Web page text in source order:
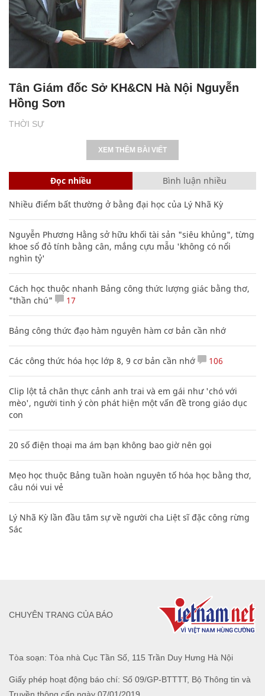
THỜI SỰ
Tân Giám đốc Sở KH&CN Hà Nội Nguyễn
Hồng Sơn
XEM THÊM BÀI VIẾT
Đọc nhiều Bình luận nhiều
Nhiều điểm bất thường ở bằng đại học của Lý Nhã Kỳ
Nguyễn Phương Hằng sở hữu khối tài sản "siêu khủng", từng
khoe sổ đỏ tính bằng cân, mắng cựu mẫu 'không có nổi
nghìn tỷ'
Cách học thuộc nhanh Bảng công thức lượng giác bằng thơ,
"thần chú"
17
Bảng công thức đạo hàm nguyên hàm cơ bản cần nhớ
Các công thức hóa học lớp 8, 9 cơ bản cần nhớ 106
Clip lột tả chân thực cảnh anh trai và em gái như 'chó với
mèo', người tinh ý còn phát hiện một vấn đề trong giáo dục
con
20 số điện thoại ma ám bạn không bao giờ nên gọi
Mẹo học thuộc Bảng tuần hoàn nguyên tố hóa học bằng thơ,
câu nói vui vẻ
Lý Nhã Kỳ lần đầu tâm sự về người cha Liệt sĩ đặc công rừng
Sác
Tòa soạn: Tòa nhà Cục Tần Số, 115 Trần Duy Hưng Hà Nội
Giấy phép hoạt động báo chí: Số 09/GP-BTTTT, Bộ Thông tin và
CHUYÊN TRANG CỦA BÁO